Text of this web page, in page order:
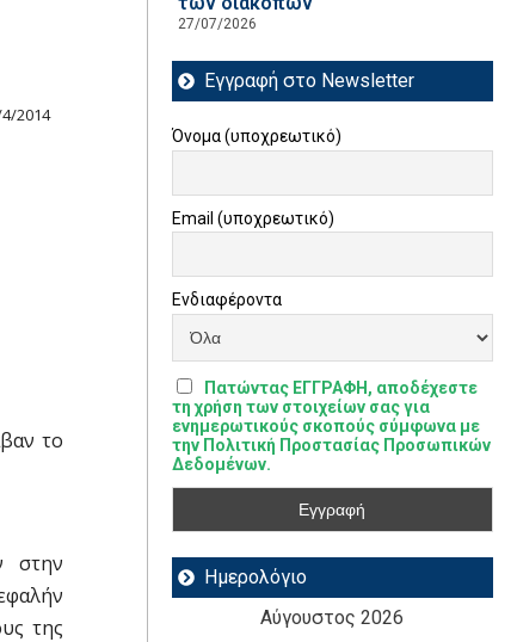
2014
το
στην
της
27/07/2026
Εγγραφή στο Newsletter
Όνομα (υποχρεωτικό)
Email (υποχρεωτικό)
Ενδιαφέροντα
Πατώντας ΕΓΓΡΑΦΗ, αποδέχεστε
τη χρήση των στοιχείων σας για
ενημερωτικούς σκοπούς σύμφωνα με
την Πολιτική Προστασίας Προσωπικών
Δεδομένων.
Ημερολόγιο
Αύγουστος 2026